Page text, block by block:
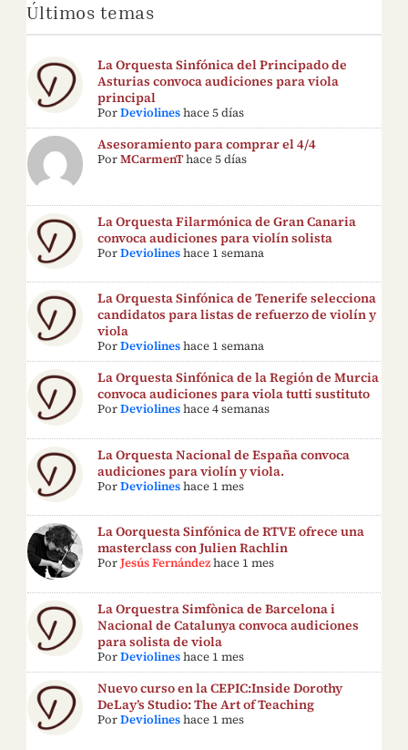
Últimos temas
La Orquesta Sinfónica del Principado de
Asturias convoca audiciones para viola
principal
PorDeviolines hace 5 días
Asesoramiento para comprar el 4/4
PorMCarmenThace 5 días
La Orquesta Filarmónica de Gran Canaria
convoca audiciones para violín solista
PorDeviolines hace 1 semana
La Orquesta Sinfónica de Tenerife selecciona
candidatos para listas de refuerzo de violín y
viola
PorDeviolines hace 1 semana
La Orquesta Sinfónica de la Región de Murcia
convoca audiciones para viola tutti sustituto
PorDeviolines hace 4 semanas
La Orquesta Nacional de España convoca
audiciones para violín y viola.
PorDeviolines hace 1 mes
La Oorquesta Sinfónica de RTVE ofrece una
masterclass con Julien Rachlin
PorJesús Fernández hace 1 mes
La Orquestra Simfònica de Barcelona i
Nacional de Catalunya convoca audiciones
para solista de viola
PorDeviolines hace 1 mes
Nuevo curso en la CEPIC:Inside Dorothy
DeLay’s Studio: The Art of Teaching
PorDeviolines hace 1 mes